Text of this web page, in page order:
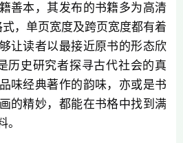
善本，其发布的书籍多为高清
，单页宽度及跨页宽度都有着
让读者以最接近原书的形态欣
历史研究者探寻古代社会的真
味经典著作的韵味，亦或是书
的精妙，都能在书格中找到满
。